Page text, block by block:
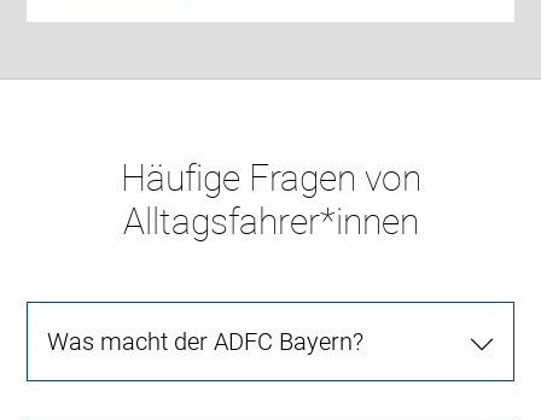
Häufige Fragen von
Alltagsfahrer*innen
Was macht der ADFC Bayern?